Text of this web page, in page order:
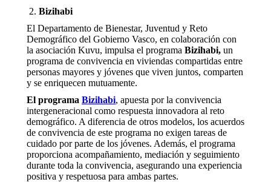
Bizihabi
El Departamento de Bienestar, Juventud y Reto
Demográfico del Gobierno Vasco, en colaboración con
la asociación Kuvu, impulsa el programa Bizihabi, un
programa de convivencia en viviendas compartidas entre
personas mayores y jóvenes que viven juntos, comparten
y se enriquecen mutuamente.
El programa Bizihabi, apuesta por la convivencia
intergeneracional como respuesta innovadora al reto
demográfico. A diferencia de otros modelos, los acuerdos
de convivencia de este programa no exigen tareas de
cuidado por parte de los jóvenes. Además, el programa
proporciona acompañamiento, mediación y seguimiento
durante toda la convivencia, asegurando una experiencia
positiva y respetuosa para ambas partes.